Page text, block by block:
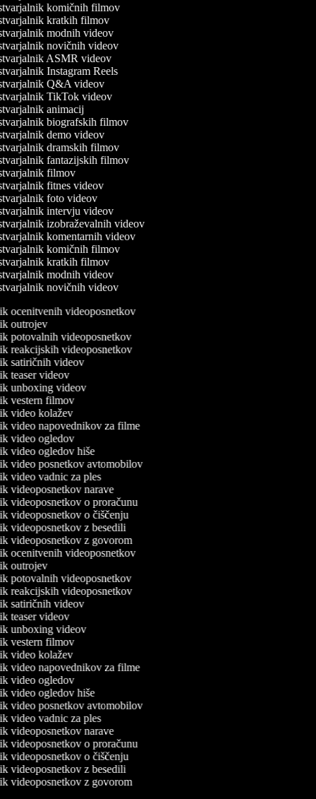
komičnih filmov
kratkih filmov
modnih videov
novičnih videov
ASMR videov
Instagram Reels
Q&A videov
TikTok videov
animacij
biografskih filmov
demo videov
dramskih filmov
fantazijskih filmov
filmov
fitnes videov
foto videov
intervju videov
izobraževalnih videov
komentarnih videov
komičnih filmov
kratkih filmov
modnih videov
novičnih videov
ocenitvenih videoposnetkov
outrojev
potovalnih videoposnetkov
reakcijskih videoposnetkov
satiričnih videov
teaser videov
unboxing videov
vestern filmov
video kolažev
video napovednikov za filme
video ogledov
video ogledov hiše
video posnetkov avtomobilov
video vadnic za ples
videoposnetkov narave
videoposnetkov o proračunu
videoposnetkov o čiščenju
videoposnetkov z besedili
videoposnetkov z govorom
ocenitvenih videoposnetkov
outrojev
potovalnih videoposnetkov
reakcijskih videoposnetkov
satiričnih videov
teaser videov
unboxing videov
vestern filmov
video kolažev
video napovednikov za filme
video ogledov
video ogledov hiše
video posnetkov avtomobilov
video vadnic za ples
videoposnetkov narave
videoposnetkov o proračunu
videoposnetkov o čiščenju
videoposnetkov z besedili
videoposnetkov z govorom